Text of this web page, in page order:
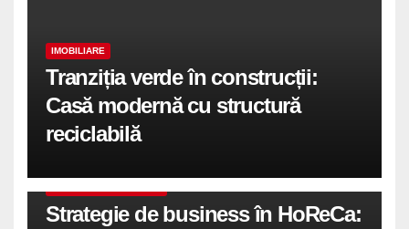
IMOBILIARE
Tranziția verde în construcții:
Casă modernă cu structură
reciclabilă
Strategie de business în HoReCa: